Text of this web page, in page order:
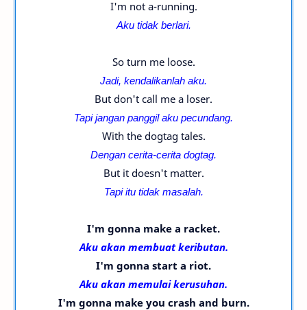
I'm not a-running.
Aku tidak berlari.
So turn me loose.
Jadi, kendalikanlah aku.
But don't call me a loser.
Tapi jangan panggil aku pecundang.
With the dogtag tales.
Dengan cerita-cerita dogtag.
But it doesn't matter.
Tapi itu tidak masalah.
I'm gonna make a racket.
Aku akan membuat keributan.
I'm gonna start a riot.
Aku akan memulai kerusuhan.
I'm gonna make you crash and burn.